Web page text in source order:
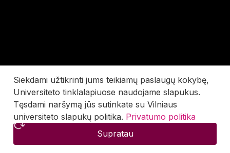
Siekdami užtikrinti jums teikiamų paslaugų kokybę,
Universiteto tinklalapiuose naudojame slapukus.
Tęsdami naršymą jūs sutinkate su Vilniaus
universiteto slapukų politika. Privatumo politika
Supratau